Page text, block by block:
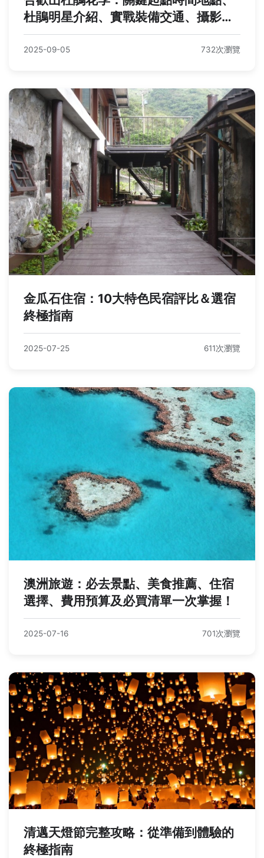
杜鵑明星介紹、實戰裝備交通、攝影永
續責任
2025-09-05 732次瀏覽
金瓜石住宿：10大特色民宿評比＆選宿
終極指南
2025-07-25 611次瀏覽
澳洲旅遊：必去景點、美食推薦、住宿
選擇、費用預算及必買清單一次掌握！
2025-07-16 701次瀏覽
清邁天燈節完整攻略：從準備到體驗的
終極指南